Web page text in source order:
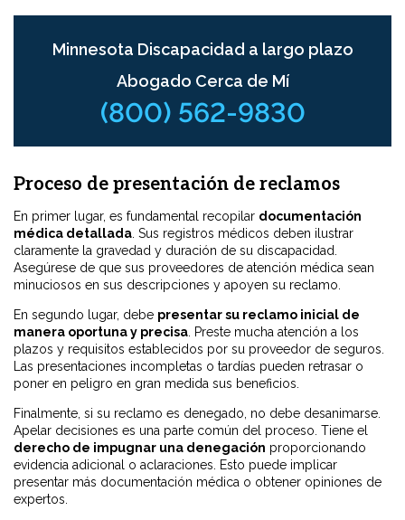
Minnesota Discapacidad a largo plazo
Abogado Cerca de Mí
(800) 562-9830
Proceso de presentación de reclamos
En primer lugar, es fundamental recopilar documentación
médica detallada . Sus registros médicos deben ilustrar
claramente la gravedad y duración de su discapacidad.
Asegúrese de que sus proveedores de atención médica sean
minuciosos en sus descripciones y apoyen su reclamo.
En segundo lugar, debe presentar su reclamo inicial de
manera oportuna y precisa . Preste mucha atención a los
plazos y requisitos establecidos por su proveedor de seguros.
Las presentaciones incompletas o tardías pueden retrasar o
poner en peligro en gran medida sus beneficios.
Finalmente, si su reclamo es denegado, no debe desanimarse.
Apelar decisiones es una parte común del proceso. Tiene el
derecho de impugnar una denegación proporcionando
evidencia adicional o aclaraciones. Esto puede implicar
presentar más documentación médica o obtener opiniones de
expertos.